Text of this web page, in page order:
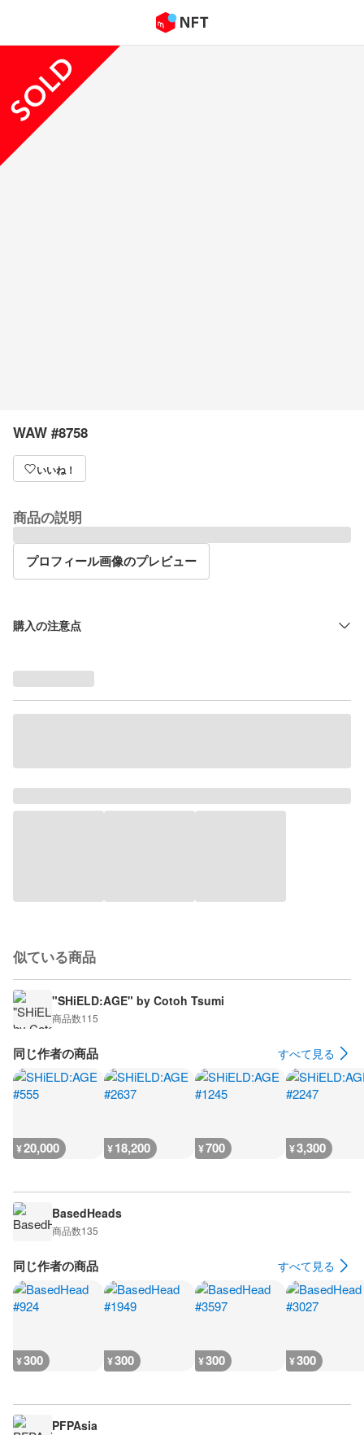
WAW #8758
いいね！
商品の説明
プロフィール画像のプレビュー
購入の注意点
似ている商品
"SHiELD:AGE" by Cotoh Tsumi
商品数115
同じ作者の商品 すべて見る
¥20,000 ¥18,200 ¥700 ¥3,300
BasedHeads
商品数135
同じ作者の商品 すべて見る
¥300 ¥300 ¥300 ¥300
PFPAsia